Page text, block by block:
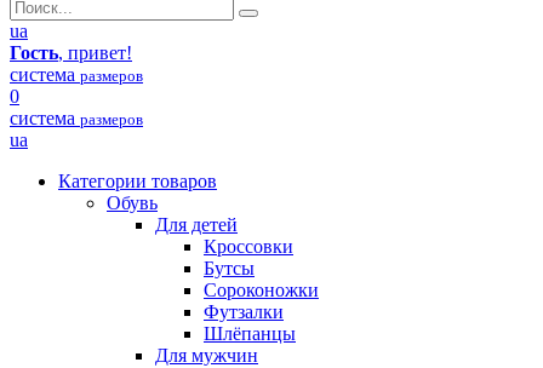
ua
Гость, привет!
система размеров
0
система размеров
ua
Категории товаров
Обувь
Для детей
Кроссовки
Бутсы
Сороконожки
Футзалки
Шлёпанцы
Для мужчин